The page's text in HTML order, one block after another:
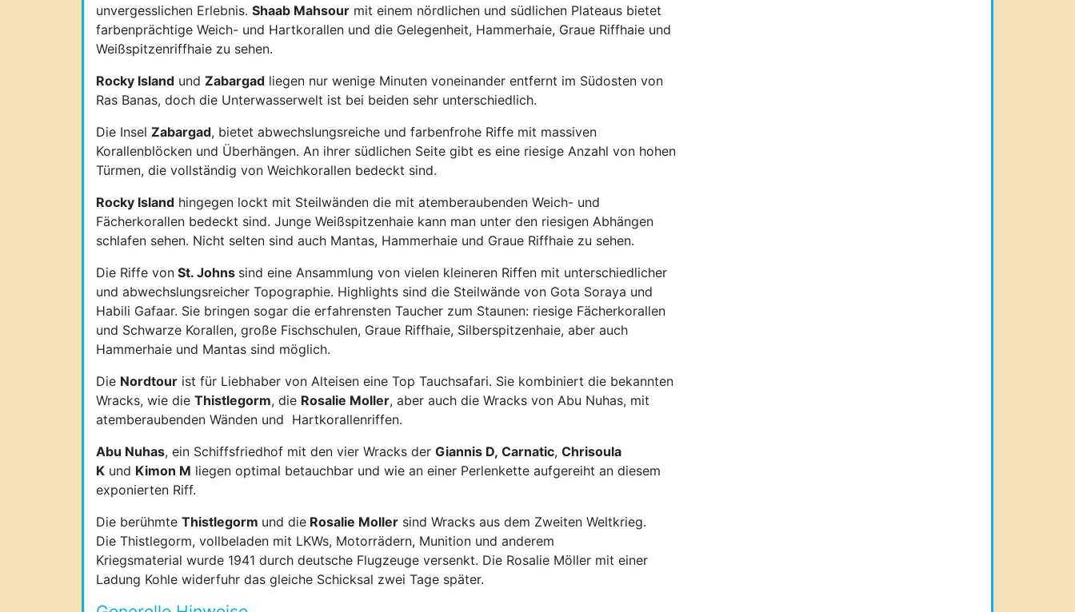
unvergesslichen Erlebnis. Shaab Mahsour mit einem nördlichen und südlichen Plateaus bietet
farbenprächtige Weich- und Hartkorallen und die Gelegenheit, Hammerhaie, Graue Riffhaie und
Weißspitzenriffhaie zu sehen.
Rocky Island und Zabargad liegen nur wenige Minuten voneinander entfernt im Südosten von
Ras Banas, doch die Unterwasserwelt ist bei beiden sehr unterschiedlich.
Die Insel Zabargad, bietet abwechslungsreiche und farbenfrohe Riffe mit massiven
Korallenblöcken und Überhängen. An ihrer südlichen Seite gibt es eine riesige Anzahl von hohen
Türmen, die vollständig von Weichkorallen bedeckt sind.
Rocky Island hingegen lockt mit Steilwänden die mit atemberaubenden Weich- und
Fächerkorallen bedeckt sind. Junge Weißspitzenhaie kann man unter den riesigen Abhängen
schlafen sehen. Nicht selten sind auch Mantas, Hammerhaie und Graue Riffhaie zu sehen.
Die Riffe von St. Johns sind eine Ansammlung von vielen kleineren Riffen mit unterschiedlicher
und abwechslungsreicher Topographie. Highlights sind die Steilwände von Gota Soraya und
Habili Gafaar. Sie bringen sogar die erfahrensten Taucher zum Staunen: riesige Fächerkorallen
und Schwarze Korallen, große Fischschulen, Graue Riffhaie, Silberspitzenhaie, aber auch
Hammerhaie und Mantas sind möglich.
Die Nordtour ist für Liebhaber von Alteisen eine Top Tauchsafari. Sie kombiniert die bekannten
Wracks, wie die Thistlegorm, die Rosalie Moller, aber auch die Wracks von Abu Nuhas, mit
atemberaubenden Wänden und Hartkorallenriffen.
Abu Nuhas, ein Schiffsfriedhof mit den vier Wracks der Giannis D, Carnatic, Chrisoula
K und Kimon M liegen optimal betauchbar und wie an einer Perlenkette aufgereiht an diesem
exponierten Riff.
Die berühmte Thistlegorm und die Rosalie Moller sind Wracks aus dem Zweiten Weltkrieg.
Die Thistlegorm, vollbeladen mit LKWs, Motorrädern, Munition und anderem
Kriegsmaterial wurde 1941 durch deutsche Flugzeuge versenkt. Die Rosalie Möller mit einer
Ladung Kohle widerfuhr das gleiche Schicksal zwei Tage später.